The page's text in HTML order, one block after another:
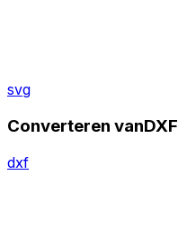
svg
Converteren vanDXF
dxf